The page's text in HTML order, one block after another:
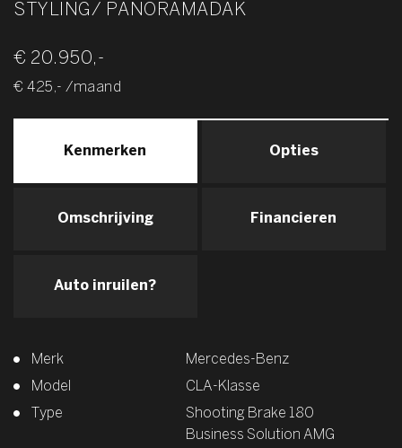
STYLING/ PANORAMADAK
€ 20.950,-
€ 425,- /maand
Kenmerken Opties
Omschrijving Financieren
Auto inruilen?
Merk
Mercedes-Benz
Model
CLA-Klasse
Type
Shooting Brake 180
Business Solution AMG